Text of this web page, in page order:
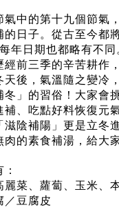
氣中的第十九個節氣
的日子。從古至今都
年日期也都略有不
經前三季的辛苦耕作
天後，氣溫隨之變冷
冬」的習俗！大家會
補、吃點好料恢復元
滋陰補陽」更是立冬
的素食補湯，給大家
麗菜、蘿蔔、玉米、
／豆腐皮